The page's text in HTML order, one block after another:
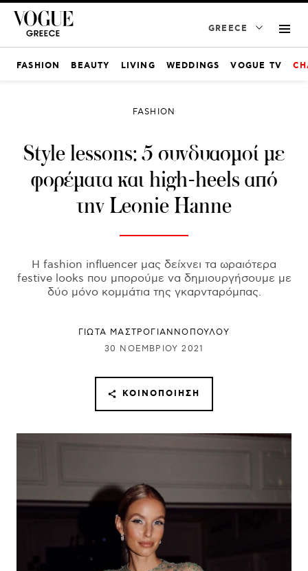
GREECE
FASHION BEAUTY LIVING WEDDINGS VOGUE TV
FASHION
Style lessons: 5 συνδυασμοί με
φορέματα και high-heels από
την Leonie Hanne
H fashion influencer μας δείχνει τα ωραιότερα
festive looks που μπορούμε να δημιουργήσουμε με
δύο μόνο κομμάτια της γκαρνταρόμπας.
ΓΙΩΤΑ ΜΑΣΤΡΟΓΙΑΝΝΟΠΟΥΛΟΥ
30 ΝΟΕΜΒΡΊΟΥ 2021
ΚΟΙΝΟΠΟΊΗΣΗ